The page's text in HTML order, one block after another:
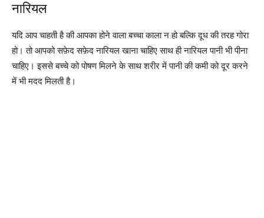
नारियल
यदि आप चाहती है की आपका होने वाला बच्चा काला न हो बल्कि दूध की तरह गोरा
हो। तो आपको सफ़ेद सफ़ेद नारियल खाना चाहिए साथ ही नारियल पानी भी पीना
चाहिए। इससे बच्चे को पोषण मिलने के साथ शरीर में पानी की कमी को दूर करने
में भी मदद मिलती है।